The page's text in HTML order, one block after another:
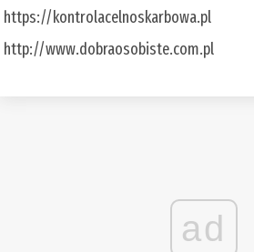
https://kontrolacelnoskarbowa.pl
http://www.dobraosobiste.com.pl
ad